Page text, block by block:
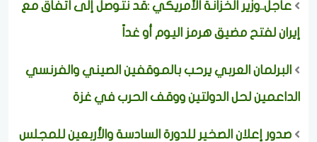
عاجل..وزير الخزانة الأمريكي :قد نتوصل إلى اتفاق مع
إيران لفتح مضيق هرمز اليوم أو غداً
البرلمان العربي يرحب بالموقفين الصيني والفرنسي
الداعمين لحل الدولتين ووقف الحرب في غزة
صدور إعلان الصخير للدورة السادسة والأربعين للمجلس